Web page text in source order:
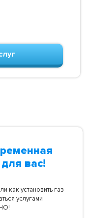
вас!
как установить газ
услугами